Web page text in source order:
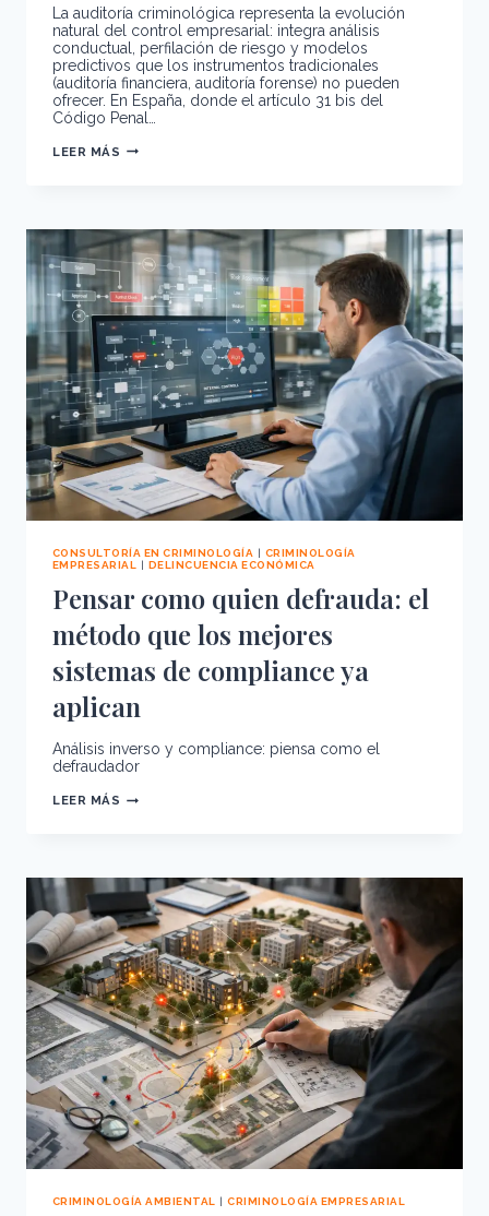
La auditoría criminológica representa la evolución
natural del control empresarial: integra análisis
conductual, perfilación de riesgo y modelos
predictivos que los instrumentos tradicionales
(auditoría financiera, auditoría forense) no pueden
ofrecer. En España, donde el artículo 31 bis del
Código Penal…
LEER MÁS DE
AUDITORÍA
CRIMINOLÓGICA:
EL
SALTO
QUE
EL
CONTROL
EMPRESARIAL
NECESITABA
CONSULTORÍA EN CRIMINOLOGÍA | CRIMINOLOGÍA
EMPRESARIAL | DELINCUENCIA ECONÓMICA
Pensar como quien defrauda: el
método que los mejores
sistemas de compliance ya
aplican
Análisis inverso y compliance: piensa como el
defraudador
LEER MÁS PENSAR
QUE
LOS
MEJORES
SISTEMAS
DE
COMPLIANCE
YA
APLICAN
CRIMINOLOGÍA AMBIENTAL |CRIMINOLOGÍA EMPRESARIAL